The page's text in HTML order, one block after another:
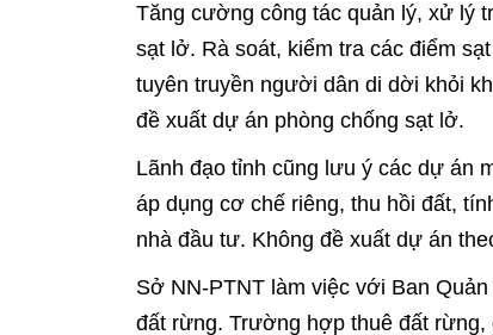
Tăng cường công tác quản lý, xử lý
sạt lở. Rà soát, kiểm tra các điểm
tuyên truyền người dân di dời khỏi
đề xuất dự án phòng chống sạt lở.
Lãnh đạo tỉnh cũng lưu ý các dự án
áp dụng cơ chế riêng, thu hồi đất,
nhà đầu tư. Không đề xuất dự án
Sở NN-PTNT làm việc với Ban
đất rừng. Trường hợp thuê đất rừng,